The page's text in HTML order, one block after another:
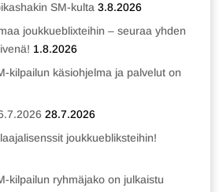
SM-kulta 3.8.2026
joukkueblixteihin – seuraa yhden
1.8.2026
kilpailun käsiohjelma ja palvelut on
28.7.2026
joukkuebliksteihin!
kilpailun ryhmäjako on julkaistu